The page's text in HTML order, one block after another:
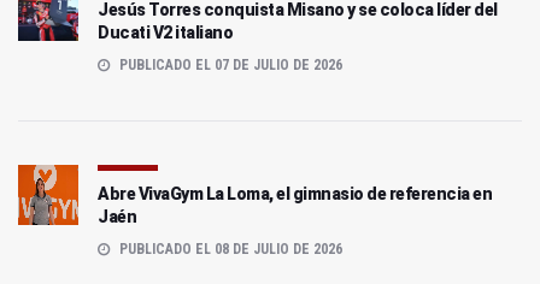
Jesús Torres conquista Misano y se coloca líder del
Ducati V2 italiano
PUBLICADO EL 07 DE JULIO DE 2026
Abre VivaGym La Loma, el gimnasio de referencia en
Jaén
PUBLICADO EL 08 DE JULIO DE 2026